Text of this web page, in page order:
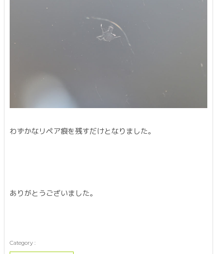
わずかなリペア痕を残すだけとなりました。
ありがとうございました。